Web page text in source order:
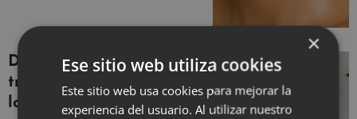
Decoración sensorial:
transforma tu hogar con
los cinco sentidos
×
Ese sitio web utiliza cookies
Este sitio web usa cookies para mejorar la
experiencia del usuario. Al utilizar nuestro